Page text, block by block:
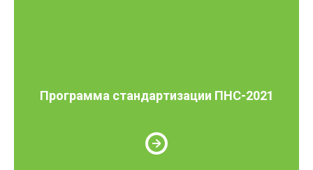
Программа стандартизации ПНС-2021